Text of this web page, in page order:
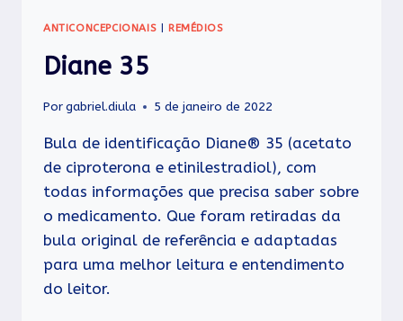
ANTICONCEPCIONAIS REMÉDIOS
Diane 35
Porgabriel.diula 5 de janeiro de 2022
Bula de identificação Diane® 35 (acetato
de ciproterona e etinilestradiol), com
todas informações que precisa saber sobre
o medicamento. Que foram retiradas da
bula original de referência e adaptadas
para uma melhor leitura e entendimento
do leitor.